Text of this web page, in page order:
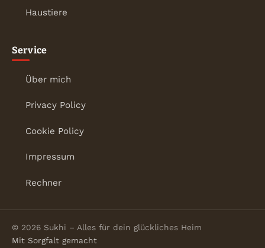
Haustiere
Service
Über mich
Privacy Policy
Cookie Policy
Impressum
Rechner
© 2026 Sukhi – Alles für dein glückliches Heim
Mit Sorgfalt gemacht